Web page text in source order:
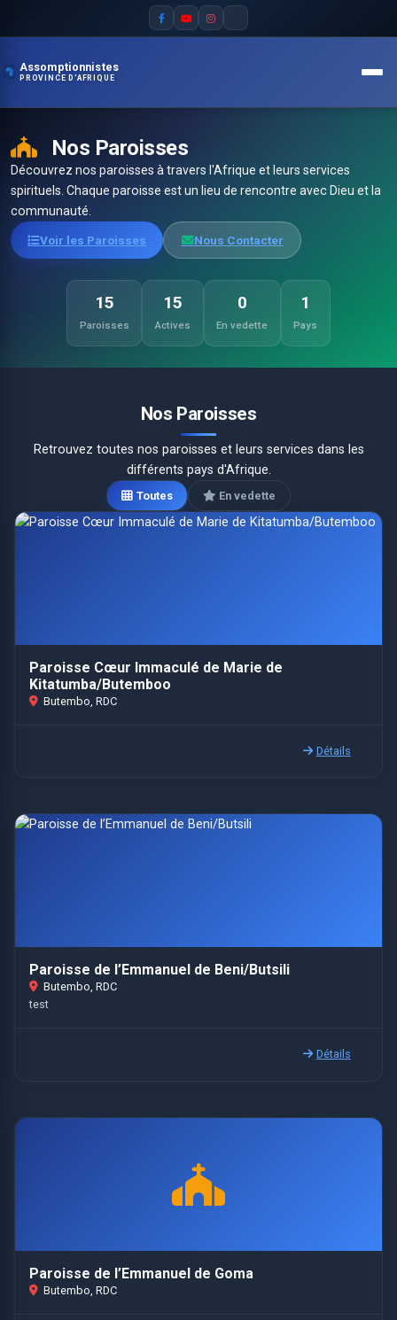
Assomptionnistes
PROVINCE D'AFRIQUE
Nos Paroisses
Découvrez nos paroisses à travers l'Afrique et leurs services
spirituels. Chaque paroisse est un lieu de rencontre avec Dieu et la
communauté.
Voir les Paroisses Nous Contacter
15
Paroisses
15
Actives
0
En vedette
1
Pays
Nos Paroisses
Retrouvez toutes nos paroisses et leurs services dans les
différents pays d'Afrique.
Toutes En vedette
Paroisse Cœur Immaculé de Marie de
Kitatumba/Butemboo
Butembo, RDC
Détails
Paroisse de l’Emmanuel de Beni/Butsili
Butembo, RDC
test
Détails
Paroisse de l’Emmanuel de Goma
Butembo, RDC